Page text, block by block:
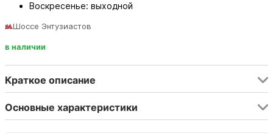
Воскресенье: выходной
м.Шоссе Энтузиастов
в наличии
Краткое описание
Основные характеристики